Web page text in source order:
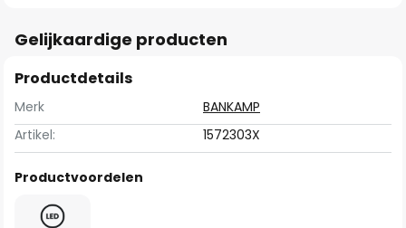
Gelijkaardige producten
Productdetails
Merk
BANKAMP
Artikel:
1572303X
Productvoordelen